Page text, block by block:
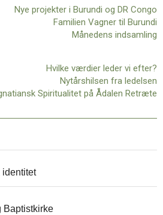
Nye projekter i Burundi og DR Congo
Familien Vagner til Burundi
Månedens indsamling
Hvilke værdier leder vi efter?
Nytårshilsen fra ledelsen
Spiritualitet på Ådalen Retræte
identitet
Baptistkirke